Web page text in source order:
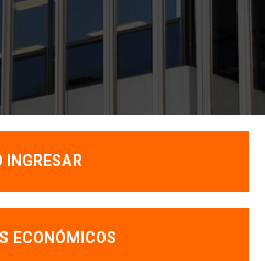
INGRESAR
ECONÓMICOS